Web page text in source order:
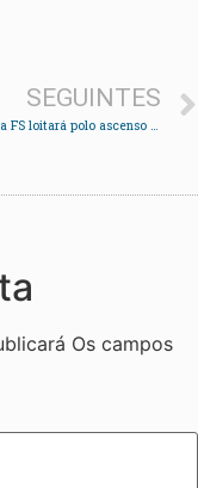
SEGUINTES
O Redondela FS loitará polo ascenso na final do play-off
Os campos